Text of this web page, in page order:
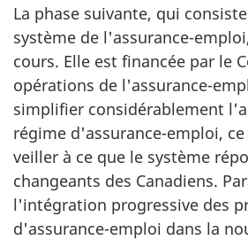
La phase suivante, qui
système de l'assurance-
cours. Elle est financée par le
opérations de l'assurance-
simplifier considérablement
régime d'assurance-emploi,
veiller à ce que le système
changeants des Canadiens.
l'intégration progressive des
d'assurance-emploi dans la